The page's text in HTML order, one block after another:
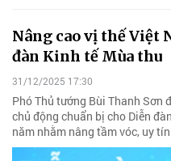
Nâng cao vị thế Việt
đàn Kinh tế Mùa thu
31/12/2025 17:30
Phó Thủ tướng Bùi Thanh Sơn
chủ động chuẩn bị cho Diễn
năm nhằm nâng tầm vóc, uy